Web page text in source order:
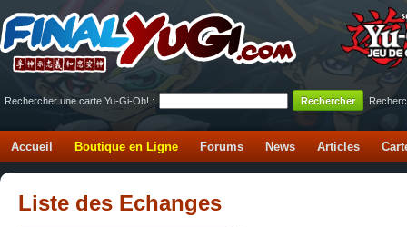
Rechercher une carte Yu-Gi-Oh! :
Accueil Boutique en Ligne Forums News Articles
Liste des Echanges